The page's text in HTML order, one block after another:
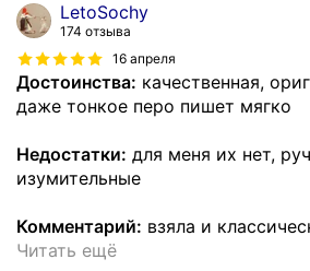
LetoSochy
174 отзыва
16 апреля
Достоинства: качественная,
даже тонкое перо пишет мягко
Недостатки: для меня их нет,
изумительные
Комментарий: взяла и
Читать ещё